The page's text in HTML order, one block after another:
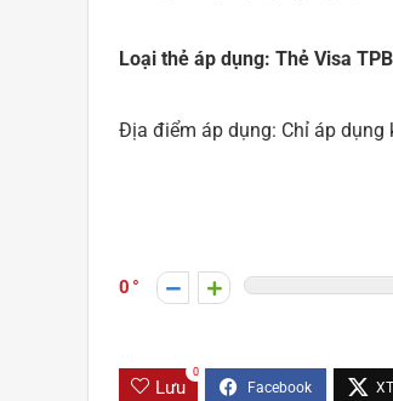
Loại thẻ áp dụng: Thẻ Visa
Địa điểm áp dụng: Chỉ áp
0
Lưu
0